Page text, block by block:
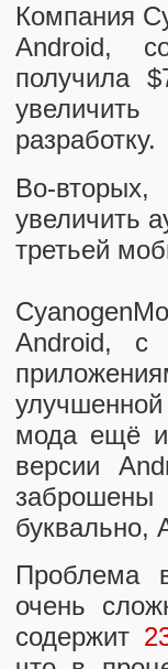
Компания
Android,
получила
разработку.
Во-
увеличить
третьей
Android, с
мода ещё и
версии
буквально,
Проблема
очень
содержит